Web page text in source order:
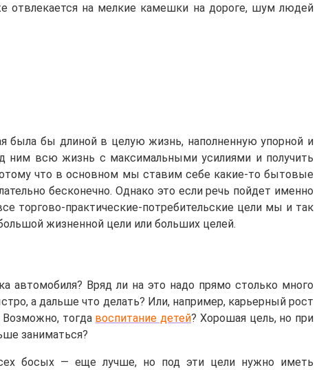
отвлекается на мелкие камешки на дороге, шум людей
была бы длиной в целую жизнь, наполненную упорной и
ним всю жизнь с максимальными усилиями и получить
что в основном мы ставим себе какие-то бытовые
бесконечно. Однако это если речь пойдет именно
торгово-практические-потребительские цели мы и так
жизненной цели или больших целей.
Вряд ли на это надо прямо столько много
а дальше что делать? Или, например, карьерный рост
Возможно, тогда воспитание детей? Хорошая цель, но при
заниматься?
босых — еще лучше, но под эти цели нужно иметь